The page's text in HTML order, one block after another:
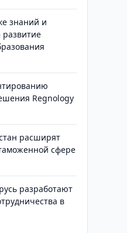
знаний и
Regnology
расширят
сфере
разработают
в